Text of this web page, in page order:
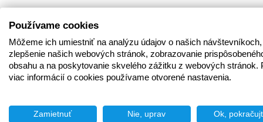
Používame cookies
Môžeme ich umiestniť na analýzu údajov o našich
zlepšenie našich webových stránok, zobrazovanie
obsahu a na poskytovanie skvelého zážitku z webových stránok.
viac informácií o cookies používame otvorené nastavenia.
Zamietnuť Nie, uprav Ok,